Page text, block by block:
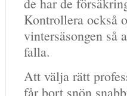
Kontrollera också
vintersäsongen så
falla.
Att välja rätt
får bort snön